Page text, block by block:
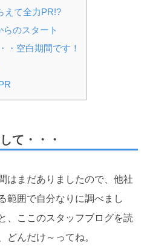
えて全力PR!?
らのスタート
・空白期間です！
て・・・
はまだありましたので、他社
範囲で自分なりに調べまし
、ここのスタッフブログを読
どんだけ～ってね。